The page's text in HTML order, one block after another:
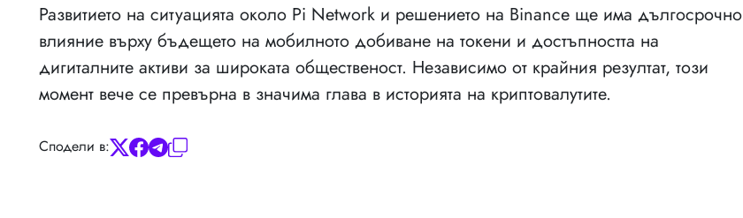
Развитието на ситуацията около Pi Network и решението на Binance ще има дългосрочно
влияние върху бъдещето на мобилното добиване на токени и достъпността на
дигиталните активи за широката общественост. Независимо от крайния резултат, този
момент вече се превърна в значима глава в историята на криптовалутите.
Сподели в: